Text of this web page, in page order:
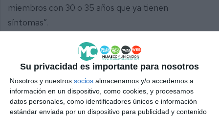
Su privacidad es importante para nosotros
Nosotros y nuestros socios almacenamos y/o accedemos a
información en un dispositivo, como cookies, y procesamos
datos personales, como identificadores únicos e información
estándar enviada por un dispositivo para publicidad y contenido
miembros con 30 o 35 años que ya tienen
síntomas”.
Comparte esta noticia desde el siguiente enlace:
https://mijascom.com/?a=37697
DÍA PÁRKINSON MIJAS FUENGIROLA ENFERMEDAD